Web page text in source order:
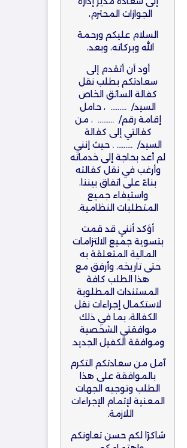
الجوازات المحترم،
السلام عليكم ورحمة
الله وبركاته، وبعد،
أود أن أتقدم إلى
سعادتكم بطلب نقل
كفالة السائق الخاص
السيد/ ……… ، حامل
إقامة رقم/ ……… ، من
كفالتي إلى كفالة
السيد/ ……… . حيث إنني
لم أعد بحاجة إلى خدماته
وأرغب في نقل كفالته
بناءً على اتفاق بيننا،
واستيفاء جميع
المتطلبات النظامية.
أؤكد أنني قد قمت
بتسوية جميع الالتزامات
المالية المتعلقة به
حتى تاريخه، وأرفق مع
هذا الطلب كافة
المستندات المطلوبة
لاستكمال إجراءات نقل
الكفالة، بما في ذلك
موافقتي الشخصية
وموافقة الكفيل الجديد.
آمل من سعادتكم التكرم
بالموافقة على هذا
الطلب وتوجيه الجهات
المعنية لإتمام الإجراءات
اللازمة.
شاكرًا لكم حسن تعاونكم